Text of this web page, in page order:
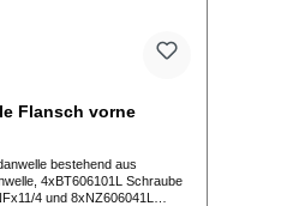
Flansch vorne
bestehend aus
4xBT606101L Schraube
4 und 8xNZ606041L